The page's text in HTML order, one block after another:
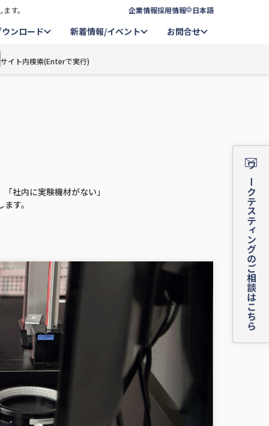
す。 企業情報採用情報 日本語
ウンロード 新着情報/イベント お問合せ
サイト内検索(Enterで実行)
社内に実験機材がない」
す。
ワークテスティングのご相談はこちら